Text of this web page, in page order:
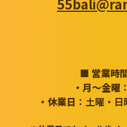
■ 営業時
・月～金曜
・休業日 ：土曜・